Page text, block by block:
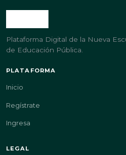
Plataforma Digital de la Nueva
de Educación Pública.
PLATAFORMA
Inicio
Regístrate
Ingresa
LEGAL